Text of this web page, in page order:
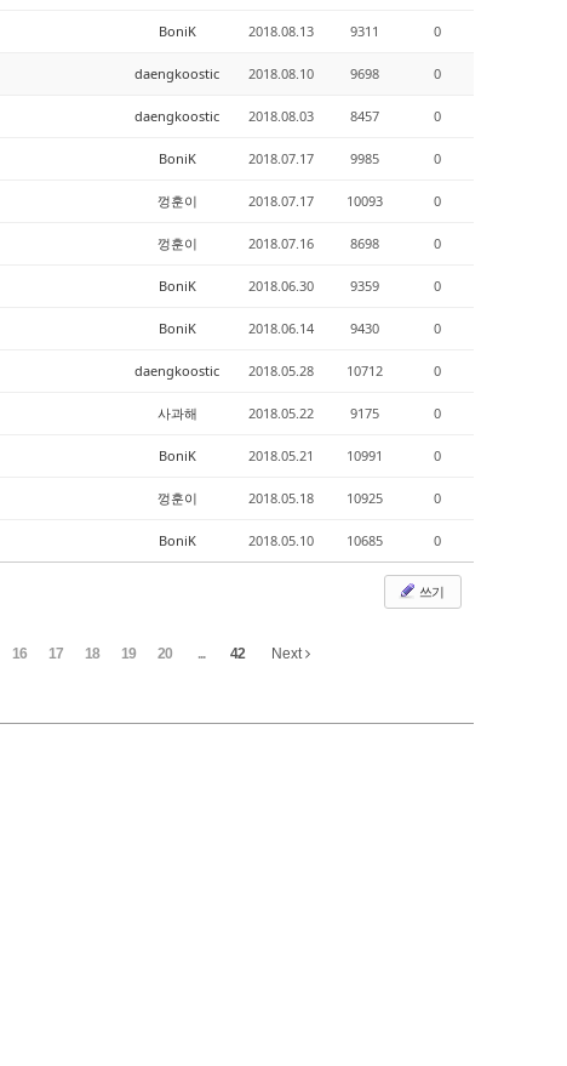
BoniK 2018.08.13 9311 0
daengkoostic 2018.08.10 9698 0
daengkoostic 2018.08.03 8457 0
BoniK 2018.07.17 9985 0
껑훈이 2018.07.17 10093 0
껑훈이 2018.07.16 8698 0
BoniK 2018.06.30 9359 0
BoniK 2018.06.14 9430 0
daengkoostic 2018.05.28 10712 0
사과해 2018.05.22 9175 0
BoniK 2018.05.21 10991 0
껑훈이 2018.05.18 10925 0
BoniK 2018.05.10 10685 0
쓰기
16 17 18 19 20 ... 42 Next